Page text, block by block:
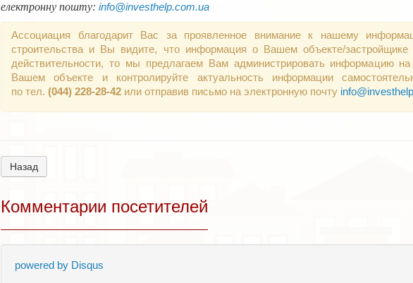
електронну пошту: info@investhelp.com.ua
Ассоциация благодарит Вас за проявленное внимание к нашему
строительства и Вы видите, что информация о Вашем объекте/
действительности, то мы предлагаем Вам администрировать информацию
Вашем объекте и контролируйте актуальность информации
по тел. (044) 228-28-42 или отправив письмо на электронную почту
Назад
Комментарии посетителей
powered by Disqus